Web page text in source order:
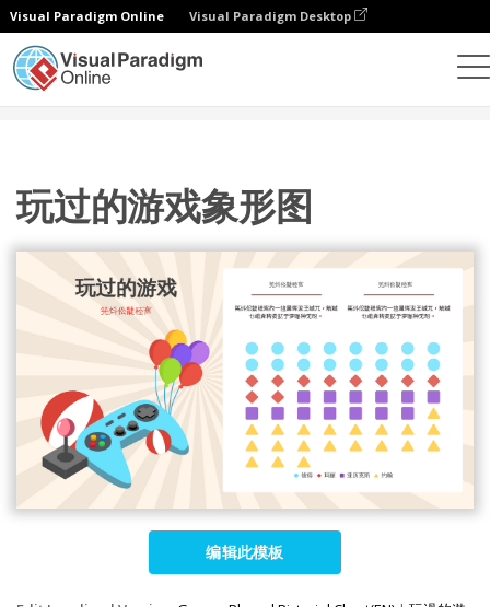
Visual Paradigm Online Visual Paradigm Desktop
玩过的游戏象形图
编辑此模板